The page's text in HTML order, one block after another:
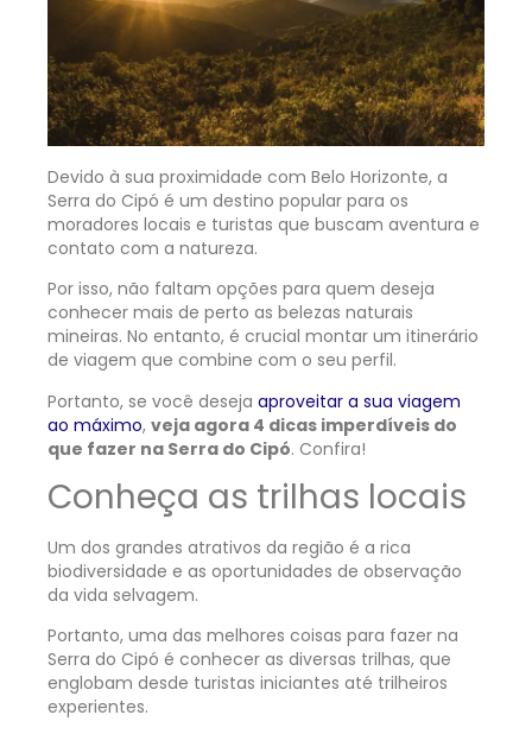
Devido à sua proximidade com Belo Horizonte, a
Serra do Cipó é um destino popular para os
moradores locais e turistas que buscam aventura e
contato com a natureza.
Por isso, não faltam opções para quem deseja
conhecer mais de perto as belezas naturais
mineiras. No entanto, é crucial montar um itinerário
de viagem que combine com o seu perfil.
Portanto, se você deseja aproveitar a sua viagem
ao máximo, veja agora 4 dicas imperdíveis do
que fazer na Serra do Cipó. Confira!
Conheça as trilhas locais
Um dos grandes atrativos da região é a rica
biodiversidade e as oportunidades de observação
da vida selvagem.
Portanto, uma das melhores coisas para fazer na
Serra do Cipó é conhecer as diversas trilhas, que
englobam desde turistas iniciantes até trilheiros
experientes.